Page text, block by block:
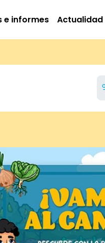
e informes Actualidad